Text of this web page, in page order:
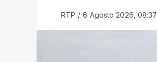
RTP / 6 Agosto 2026, 08:37